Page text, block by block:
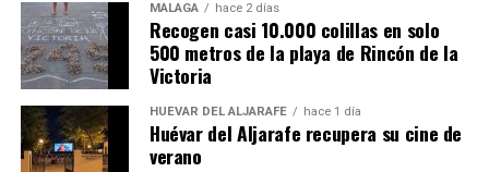
MÁLAGA hace 2 días
Recogen casi 10.000 colillas en solo
500 metros de la playa de Rincón de la
Victoria
HUÉVAR DEL ALJARAFE hace 1 día
Huévar del Aljarafe recupera su cine de
verano